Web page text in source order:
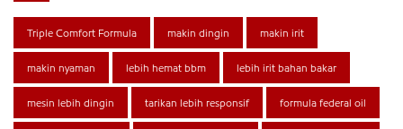
Triple Comfort Formula makin dingin makin irit
makin nyaman lebih hemat bbm lebih irit bahan bakar
mesin lebih dingin tarikan lebih responsif formula federal oil